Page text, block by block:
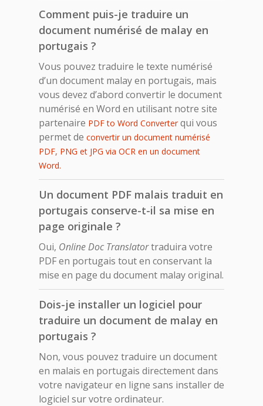
Comment puis-je traduire un
document numérisé de malay en
portugais ?
Vous pouvez traduire le texte numérisé
d’un document malay en portugais, mais
vous devez d’abord convertir le document
numérisé en Word en utilisant notre site
partenaire PDF to Word Converterqui vous
permet de convertir un document numérisé
PDF, PNG et JPG via OCR en un document
Word.
Un document PDF malais traduit en
portugais conserve-t-il sa mise en
page originale ?
Oui, Online Doc Translatortraduira votre
PDF en portugais tout en conservant la
mise en page du document malay original.
Dois-je installer un logiciel pour
traduire un document de malay en
portugais ?
Non, vous pouvez traduire un document
en malais en portugais directement dans
votre navigateur en ligne sans installer de
logiciel sur votre ordinateur.